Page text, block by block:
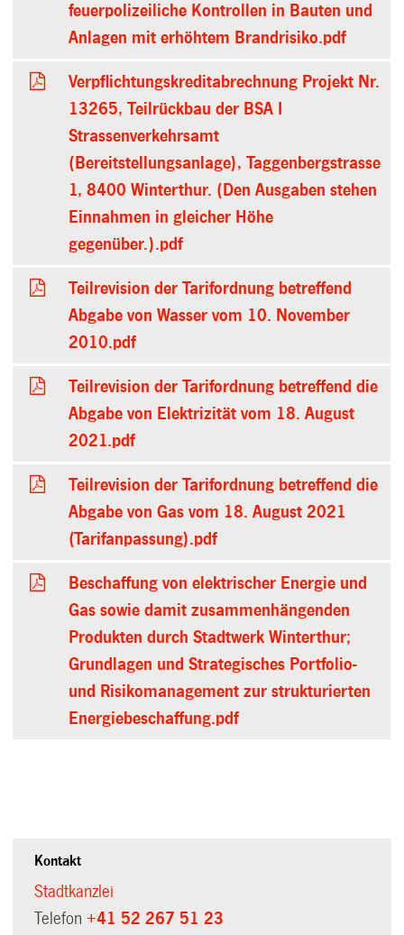
feuerpolizeiliche Kontrollen in Bauten und
Anlagen mit erhöhtem Brandrisiko.pdf
Verpflichtungskreditabrechnung Projekt Nr.
13265, Teilrückbau der BSA I
Strassenverkehrsamt
(Bereitstellungsanlage), Taggenbergstrasse
1, 8400 Winterthur. (Den Ausgaben stehen
Einnahmen in gleicher Höhe
gegenüber.).pdf
Teilrevision der Tarifordnung betreffend
Abgabe von Wasser vom 10. November
2010.pdf
Teilrevision der Tarifordnung betreffend die
Abgabe von Elektrizität vom 18. August
2021.pdf
Teilrevision der Tarifordnung betreffend die
Abgabe von Gas vom 18. August 2021
(Tarifanpassung).pdf
Beschaffung von elektrischer Energie und
Gas sowie damit zusammenhängenden
Produkten durch Stadtwerk Winterthur;
Grundlagen und Strategisches Portfolio-
und Risikomanagement zur strukturierten
Energiebeschaffung.pdf
Kontakt
Stadtkanzlei
Telefon+41 52 267 51 23